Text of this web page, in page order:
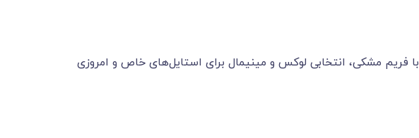
عینک آفتابی CELINE با فریم مشکی، انتخابی لوکس و مینیمال برای استایل‌های خاص و امروزی